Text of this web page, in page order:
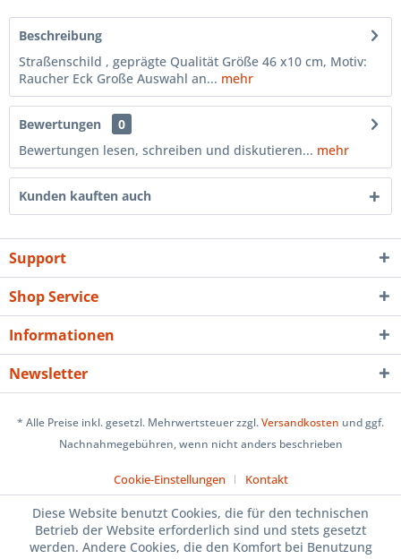
Beschreibung
Straßenschild , geprägte Qualität Größe 46 x10 cm, Motiv:
Raucher Eck Große Auswahl an... mehr
Bewertungen
0
Bewertungen lesen, schreiben und diskutieren... mehr
Kunden kauften auch
Support
Shop Service
Informationen
Newsletter
* Alle Preise inkl. gesetzl. Mehrwertsteuer zzgl.Versandkosten und ggf.
Nachnahmegebühren, wenn nicht anders beschrieben
Cookie-Einstellungen Kontakt
Diese Website benutzt Cookies, die für den technischen
Betrieb der Website erforderlich sind und stets gesetzt
werden. Andere Cookies, die den Komfort bei Benutzung